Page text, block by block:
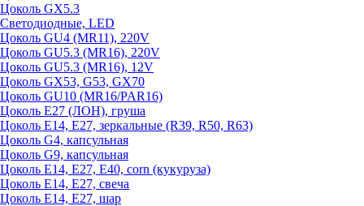
Цоколь GX5.3
Светодиодные, LED
Цоколь GU4 (MR11), 220V
Цоколь GU5.3 (MR16), 220V
Цоколь GU5.3 (MR16), 12V
Цоколь GX53, G53, GX70
Цоколь GU10 (MR16/PAR16)
Цоколь Е27 (ЛОН), груша
Цоколь Е14, Е27, зеркальные (R39, R50, R63)
Цоколь G4, капсульная
Цоколь G9, капсульная
Цоколь Е14, Е27, Е40, corn (кукуруза)
Цоколь Е14, Е27, свеча
Цоколь Е14, Е27, шар